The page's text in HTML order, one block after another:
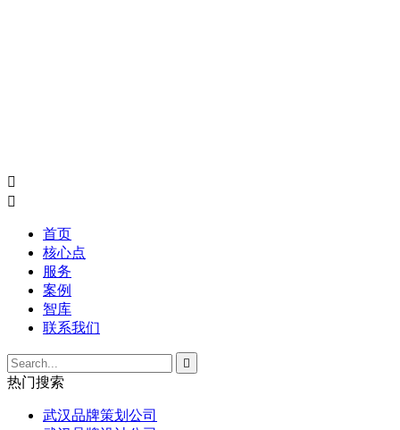


首页
核心点
服务
案例
智库
联系我们

热门搜索
武汉品牌策划公司